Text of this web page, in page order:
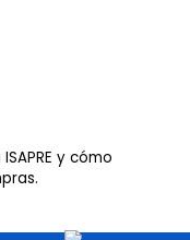
y cómo